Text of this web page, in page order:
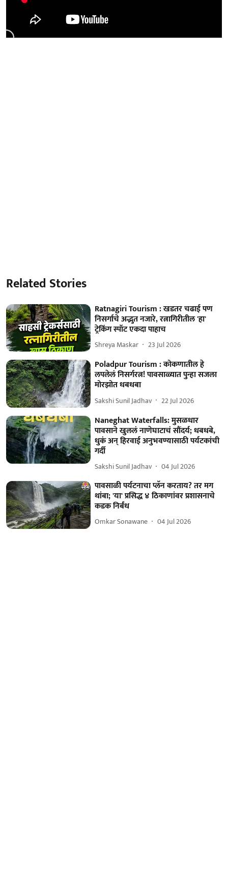
Related Stories
Ratnagiri Tourism : खडतर चढाई पण
निसर्गाचे अद्भुत नजारे, रत्नागिरीतील 'हा'
ट्रेकिंग स्पॉट एकदा पाहाच
Shreya Maskar 23 Jul 2026
Poladpur Tourism : कोकणातील हे
लपलेलं निसर्गरत्न! पावसाळ्यात पुन्हा सजला
मोरझोत धबधबा
Sakshi Sunil Jadhav 22 Jul 2026
Naneghat Waterfalls: मुसळधार
पावसाने खुललं नाणेघाटाचं सौंदर्य; धबधबे,
धुकं अन् हिरवाई अनुभवण्यासाठी पर्यटकांची
गर्दी
Sakshi Sunil Jadhav 04 Jul 2026
पावसाळी पर्यटनाचा प्लॅन करताय? तर मग
थांबा; 'या' प्रसिद्ध ४ ठिकाणांवर प्रशासनाचे
कडक निर्बंध
Omkar Sonawane 04 Jul 2026